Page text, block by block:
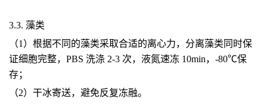
3.3. 藻类
（1）根据不同的藻类采取合适的离心力，分离藻类同时保
证细胞完整，PBS 洗涤 2-3 次，液氮速冻 10min，-80℃保
存；
（2）干冰寄送，避免反复冻融。